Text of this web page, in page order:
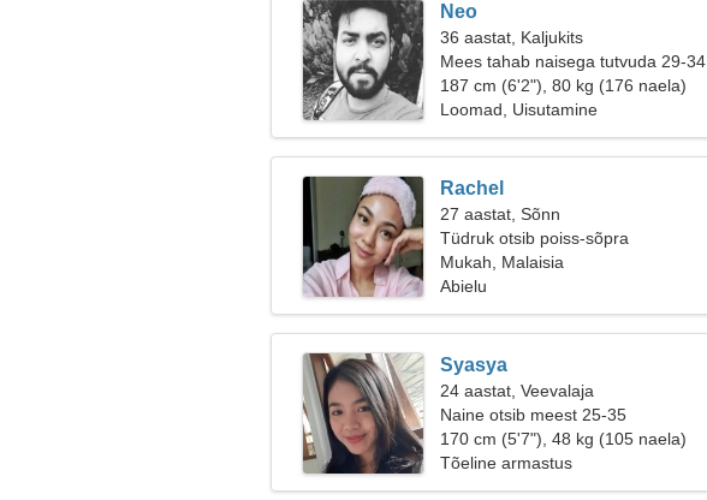
Neo
36 aastat, Kaljukits
Mees tahab naisega tutvuda 29-34
187 cm (6'2"), 80 kg (176 naela)
Loomad, Uisutamine
Rachel
27 aastat, Sõnn
Tüdruk otsib poiss-sõpra
Mukah, Malaisia
Abielu
Syasya
24 aastat, Veevalaja
Naine otsib meest 25-35
170 cm (5'7"), 48 kg (105 naela)
Tõeline armastus